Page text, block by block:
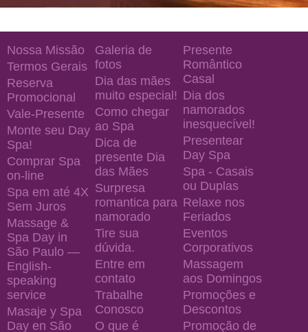
Nossa Missão
Termos Gerais
Reserva
Promocional
Vale-Presente
Monte seu Day
Spa!
Comprar Spa
on-line
Spa em até 4X
Sem Juros
Massage &
Spa Day in
São Paulo —
English-
speaking
service
Masaje y Spa
Day en São
Galeria de
fotos
Dia das mães
muito especial!
Como chegar
ao Spa
Dica de
presente Dia
das Mães
Surpresa
romantica para
namorado
Tire sua
dúvida.
Entre em
contato
Trabalhe
Conosco
O que é
Presente
Romântico
Casal
Dia dos
namorados
inesquecível!
Presentear
Day Spa
Spa - Casais
ou Duplas
Relaxe nos
Feriados
Eventos
Corporativos
Massagem
aos Domingos
Promoções e
Descontos
Promoção de